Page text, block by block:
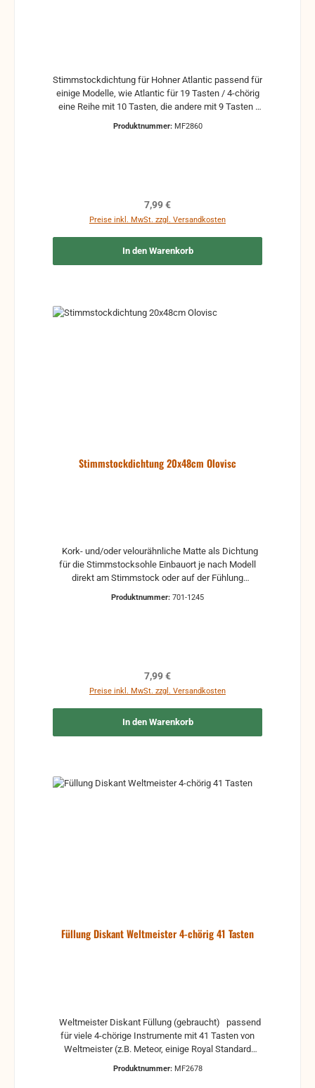
Stimmstockdichtung für Hohner Atlantic passend für
einige Modelle, wie Atlantic für 19 Tasten / 4-chörig
eine Reihe mit 10 Tasten, die andere mit 9 Tasten
Produktnummer: MF2860
Regulärer Preis:
7,99 €
Preise inkl. MwSt. zzgl. Versandkosten
In den Warenkorb
Stimmstockdichtung 20x48cm Olovisc
für die Stimmstocksohle Einbauort je nach Modell
direkt am Stimmstock oder auf der Fühlung
Produktnummer: 701-1245
Regulärer Preis:
7,99 €
Preise inkl. MwSt. zzgl. Versandkosten
In den Warenkorb
Füllung Diskant Weltmeister 4-chörig 41 Tasten
für viele 4-chörige Instrumente mit 41 Tasten von
Weltmeister (z.B. Meteor, einige Royal Standard
Produktnummer: MF2678